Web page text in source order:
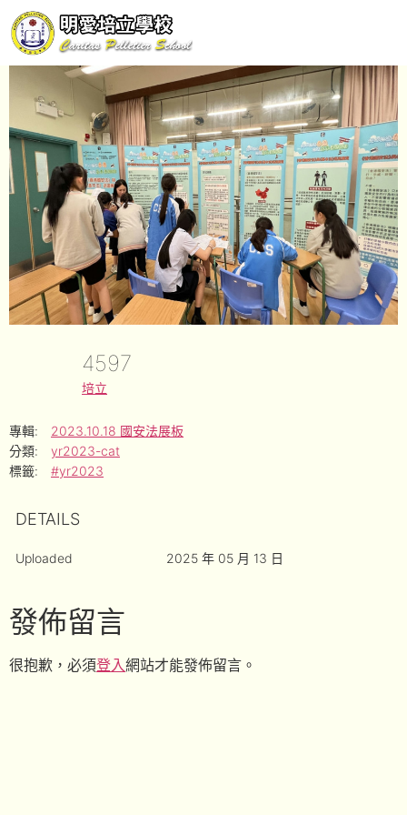
4597
培立
專輯:
2023.10.18 國安法展板
分類:
yr2023-cat
標籤:
#yr2023
DETAILS
Uploaded 2025 年 05 月 13 日
發佈留言
很抱歉，必須登入網站才能發佈留言。